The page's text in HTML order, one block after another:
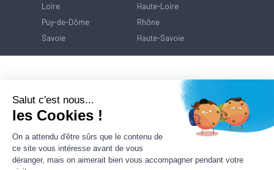
Loire
Haute-Loire
Puy-de-Dôme
Rhône
Savoie
Haute-Savoie
Salut c'est nous...
les Cookies !
On a attendu d'être sûrs que le contenu de
ce site vous intéresse avant de vous
déranger, mais on aimerait bien vous accompagner pendant votre